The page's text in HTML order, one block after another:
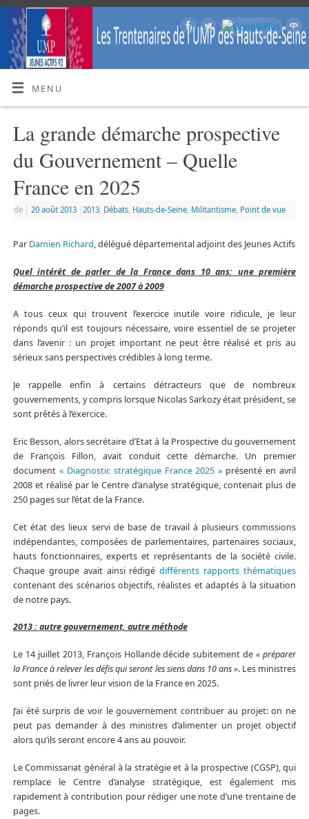
MENU
La grande démarche prospective
du Gouvernement – Quelle
France en 2025
de 20 août 2013 2013, Débats, Hauts-de-Seine, Militantisme, Point de vue
Par Damien Richard, délégué départemental adjoint des Jeunes Actifs
Quel intérêt de parler de la France dans 10 ans: une première
démarche prospective de 2007 à 2009
A tous ceux qui trouvent l’exercice inutile voire ridicule, je leur
réponds qu’il est toujours nécessaire, voire essentiel de se projeter
dans l’avenir : un projet important ne peut être réalisé et pris au
sérieux sans perspectives crédibles à long terme.
Je rappelle enfin à certains détracteurs que de nombreux
gouvernements, y compris lorsque Nicolas Sarkozy était président, se
sont prêtés à l’exercice.
Eric Besson, alors secrétaire d’Etat à la Prospective du gouvernement
de François Fillon, avait conduit cette démarche. Un premier
document « Diagnostic stratégique France 2025 » présenté en avril
2008 et réalisé par le Centre d’analyse stratégique, contenait plus de
250 pages sur l’état de la France.
Cet état des lieux servi de base de travail à plusieurs commissions
indépendantes, composées de parlementaires, partenaires sociaux,
hauts fonctionnaires, experts et représentants de la société civile.
Chaque groupe avait ainsi rédigédifférents rapports thématiques
contenant des scénarios objectifs, réalistes et adaptés à la situation
de notre pays.
2013 : autre gouvernement, autre méthode
Le 14 juillet 2013, François Hollande décide subitement de« préparer
la France à relever les défis qui seront les siens dans 10 ans ». Les ministres
sont priés de livrer leur vision de la France en 2025.
J’ai été surpris de voir le gouvernement contribuer au projet: on ne
peut pas demander à des ministres d’alimenter un projet objectif
alors qu’ils seront encore 4 ans au pouvoir.
Le Commissariat général à la stratégie et à la prospective (CGSP), qui
remplace le Centre d’analyse stratégique, est également mis
rapidement à contribution pour rédiger une note d’une trentaine de
pages.